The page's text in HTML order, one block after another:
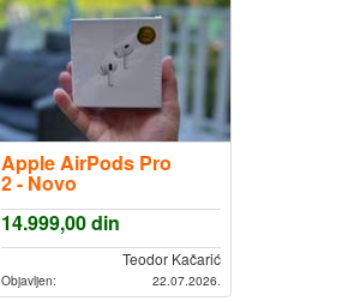
Apple AirPods Pro
2 - Novo
14.999,00din
Teodor Kačarić
Objavljen: 22.07.2026.